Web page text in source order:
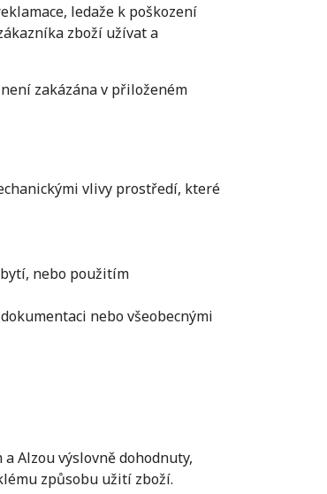
ledaže k poškození
zboží užívat a
zakázána v přiloženém
vlivy prostředí, které
nebo použitím
nebo všeobecnými
Alzou výslovně dohodnuty,
způsobu užití zboží.